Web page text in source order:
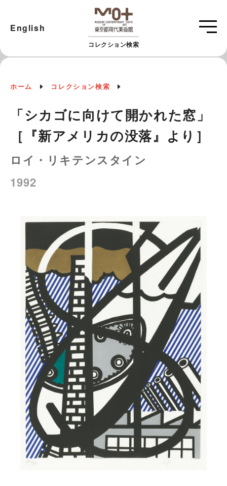
コレクション検索
English
ホーム コレクション検索
「シカゴに向けて開かれた窓」
［『新アメリカの没落』より］
ロイ・リキテンスタイン
1992